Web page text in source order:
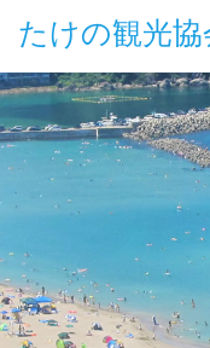
たけの観光協
“たけの” の魅力
過ごし方
みどころ
泊まる